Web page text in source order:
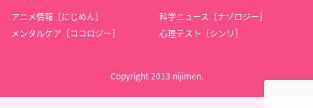
アニメ情報［にじめん］
科学ニュース［ナゾロジー］
メンタルケア［ココロジー］
心理テスト［シンリ］
Copyright 2013 nijimen.